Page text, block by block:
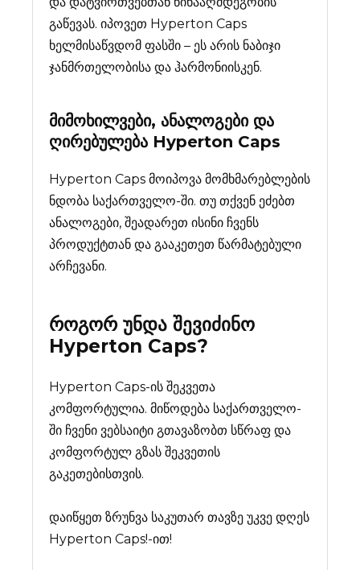
გაწევას. იპოვეთ Hyperton Caps
ხელმისაწვდომ ფასში – ეს არის ნაბიჯი
ჯანმრთელობისა და ჰარმონიისკენ.
მიმოხილვები, ანალოგები და
ღირებულება Hyperton Caps
Hyperton Caps მოიპოვა მომხმარებლების
ნდობა საქართველო-ში. თუ თქვენ ეძებთ
ანალოგები, შეადარეთ ისინი ჩვენს
პროდუქტთან და გააკეთეთ წარმატებული
არჩევანი.
როგორ უნდა შევიძინო
Hyperton Caps?
Hyperton Caps-ის შეკვეთა
კომფორტულია. მიწოდება საქართველო-
ში ჩვენი ვებსაიტი გთავაზობთ სწრაფ და
კომფორტულ გზას შეკვეთის
გაკეთებისთვის.
დაიწყეთ ზრუნვა საკუთარ თავზე უკვე დღეს
Hyperton Caps!-ით!